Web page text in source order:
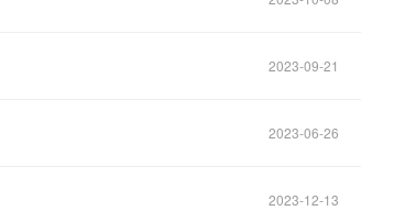
2023-09-21
2023-06-26
2023-12-13